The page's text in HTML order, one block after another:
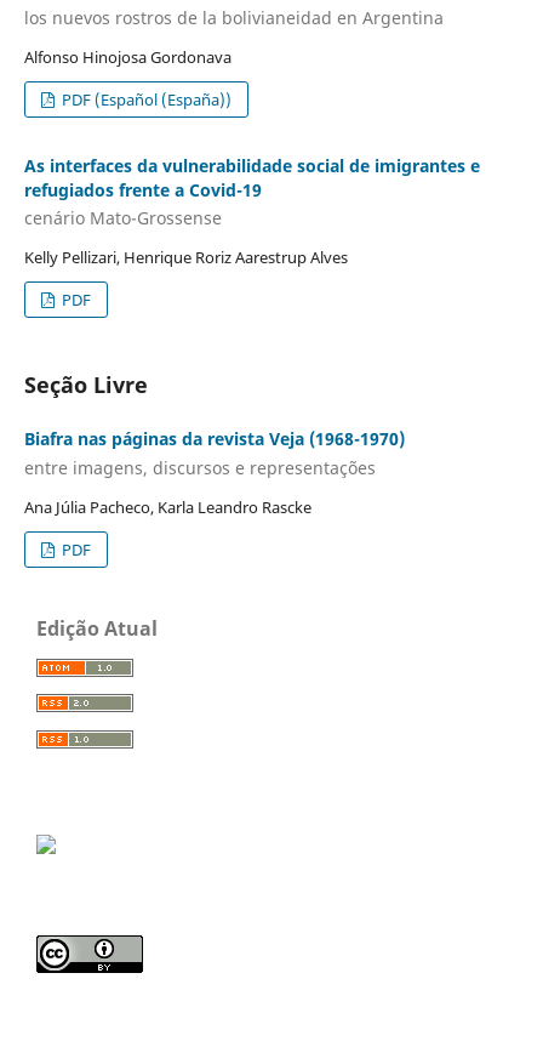
los nuevos rostros de la bolivianeidad en Argentina
Alfonso Hinojosa Gordonava
PDF (Español (España))
As interfaces da vulnerabilidade social de imigrantes e
refugiados frente a Covid-19
cenário Mato-Grossense
Kelly Pellizari, Henrique Roriz Aarestrup Alves
PDF
Seção Livre
Biafra nas páginas da revista Veja (1968-1970)
entre imagens, discursos e representações
Ana Júlia Pacheco, Karla Leandro Rascke
PDF
Edição Atual